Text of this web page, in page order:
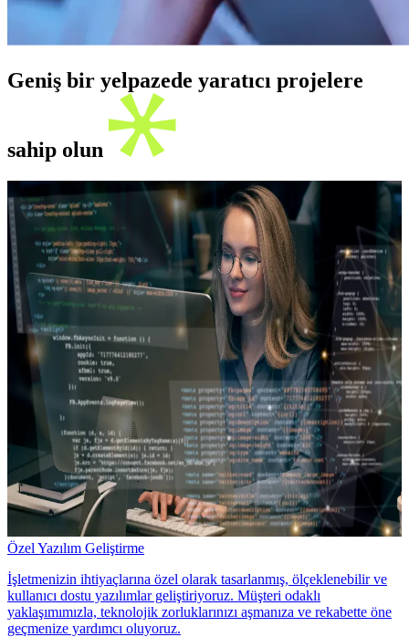
Geniş bir yelpazede yaratıcı projelere
sahip olun
Özel Yazılım Geliştirme
İşletmenizin ihtiyaçlarına özel olarak tasarlanmış, ölçeklenebilir ve
kullanıcı dostu yazılımlar geliştiriyoruz. Müşteri odaklı
yaklaşımımızla, teknolojik zorluklarınızı aşmanıza ve rekabette öne
geçmenize yardımcı oluyoruz.